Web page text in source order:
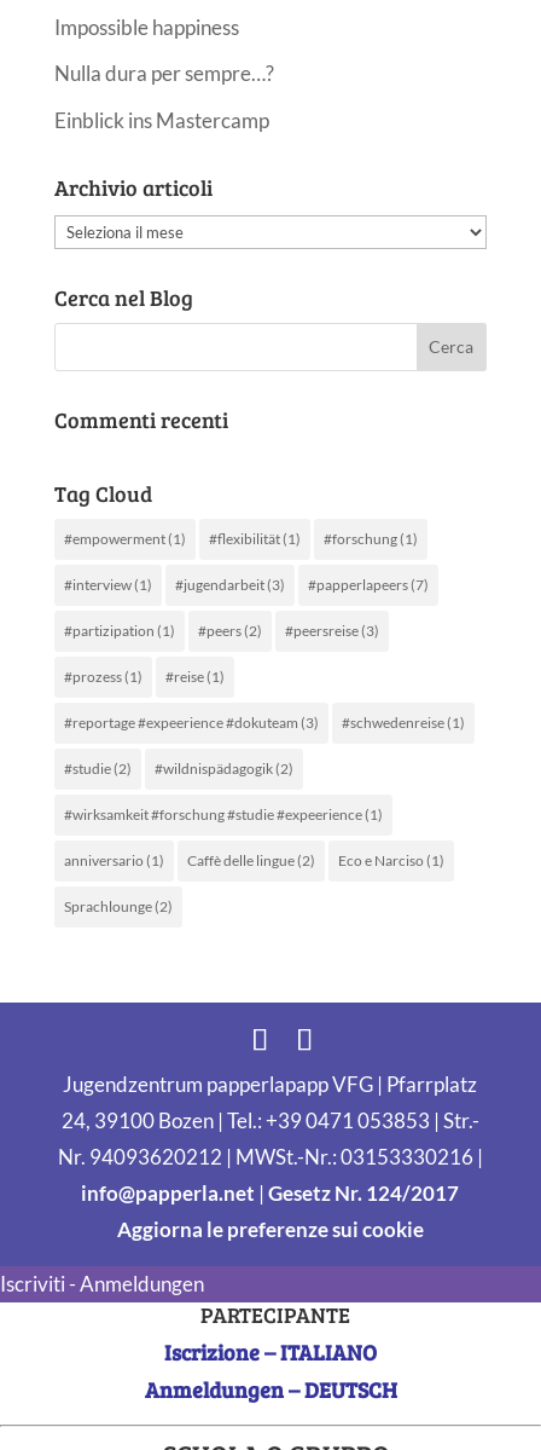
Impossible happiness
Nulla dura per sempre…?
Einblick ins Mastercamp
Archivio articoli
Archivio
Cerca nel Blog
Commenti recenti
Tag Cloud
#empowerment(1) #flexibilität(1) #forschung(1)
#interview(1) #jugendarbeit(3) #papperlapeers(7)
#partizipation (1) #peers(2) #peersreise(3)
#prozess(1) #reise(1)
#reportage #expeerience #dokuteam (3) #schwedenreise(1)
#studie(2) #wildnispädagogik(2)
#wirksamkeit #forschung #studie #expeerience(1)
anniversario (1) Caffè delle lingue(2) Eco e Narciso (1)
Sprachlounge(2)
Jugendzentrum papperlapapp VFG | Pfarrplatz
24, 39100 Bozen | Tel.: +39 0471 053853 | Str.-
Nr. 94093620212 | MWSt.-Nr.: 03153330216 |
info@papperla.net |Gesetz Nr. 124/2017
Aggiorna le preferenze sui cookie
Iscriviti - Anmeldungen
PARTECIPANTE
Iscrizione – ITALIANO
Anmeldungen – DEUTSCH